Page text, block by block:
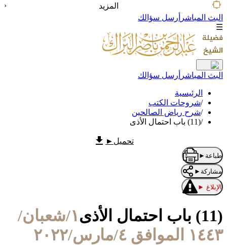
المزيد
‹
البث المباشر أرسل سؤالك
☰
البث المباشر أرسل سؤالك
الرئيسية
/شروحات الكتب
/شرح رياض الصالحين
/(11) باب احتمال الأذى
تحميل ►
طباعة ►
مشاركة ►
الإبلاغ ►
(11) باب احتمال الأذى
١/شعبان/
١٤٤٣ الموافق ٤/مارس/٢٠٢٢